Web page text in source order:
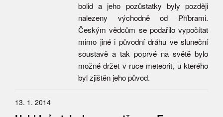
bolid a jeho pozůstatky byly později
nalezeny východně od Příbrami.
Českým vědcům se podařilo vypočítat
mimo jiné i původní dráhu ve sluneční
soustavě a tak poprvé na světě bylo
možné držet v ruce meteorit, u kterého
byl zjištěn jeho původ.
13. 1. 2014